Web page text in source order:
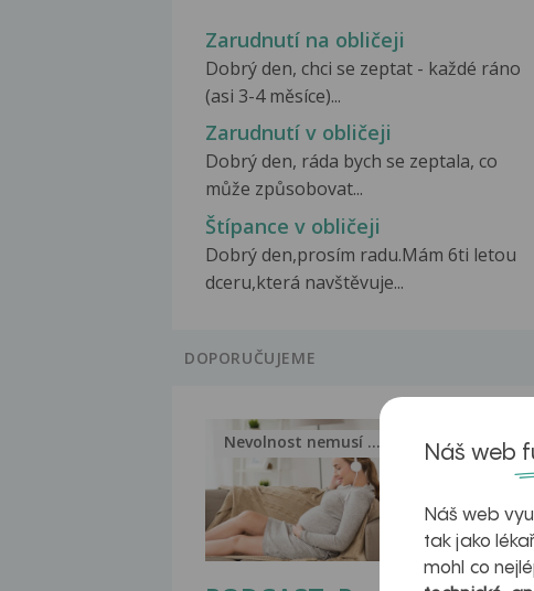
Zarudnutí na obličeji
Dobrý den, chci se zeptat - každé ráno
(asi 3-4 měsíce)...
Zarudnutí v obličeji
Dobrý den, ráda bych se zeptala, co
může způsobovat...
Štípance v obličeji
Dobrý den,prosím radu.Mám 6ti letou
dceru,která navštěvuje...
DOPORUČUJEME
Nevolnost nemusí být nutnou... Jak na
Náš web
Náš web
tak jako
mohl co